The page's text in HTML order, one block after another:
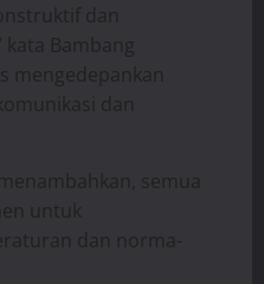
dan
Bambang
mengedepankan
dan
semua
untuk
dan norma-